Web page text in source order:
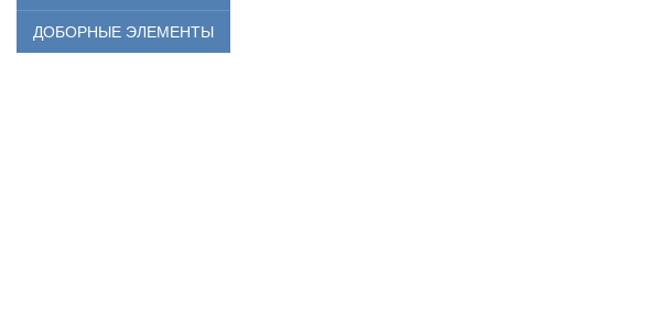
ДОБОРНЫЕ ЭЛЕМЕНТЫ